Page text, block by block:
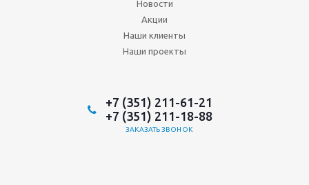
Новости
Акции
Наши клиенты
Наши проекты
+7 (351) 211-61-21
+7 (351) 211-18-88
ЗАКАЗАТЬ ЗВОНОК